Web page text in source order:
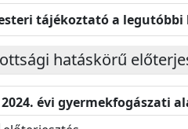
tájékoztató a
hatáskörű
2024. évi gyermekfogászati